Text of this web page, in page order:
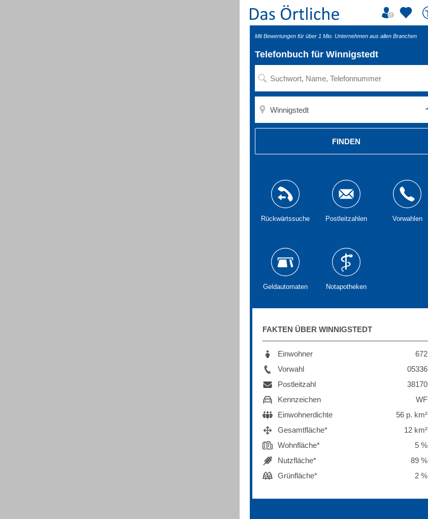
Mit Bewertungen für über 1 Mio. Unternehmen aus allen Branchen
Telefonbuch für Winnigstedt
FINDEN
Rückwärtssuche Postleitzahlen Vorwahlen
Geldautomaten Notapotheken
FAKTEN ÜBER WINNIGSTEDT
Einwohner
672
Vorwahl
05336
Postleitzahl
38170
Kennzeichen
WF
Einwohnerdichte
56 p. km²
Gesamtfläche*
12 km²
Wohnfläche*
5 %
Nutzfläche*
89 %
Grünfläche*
2 %